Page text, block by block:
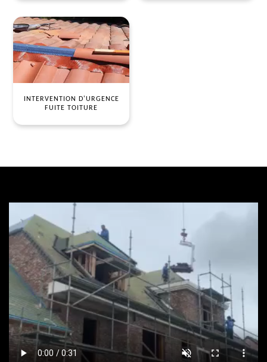
INTERVENTION D'URGENCE
FUITE TOITURE